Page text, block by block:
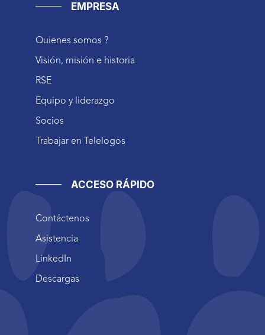
EMPRESA
Quienes somos ?
Visión, misión e historia
RSE
Equipo y liderazgo
Socios
Trabajar en Telelogos
ACCESO RÁPIDO
Contáctenos
Asistencia
LinkedIn
Descargas